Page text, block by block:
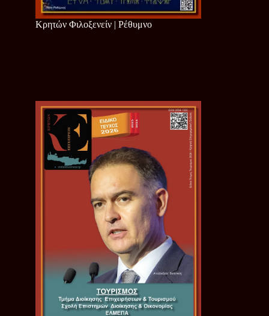
Κρητών Φιλοξενείν | Ρέθυμνο